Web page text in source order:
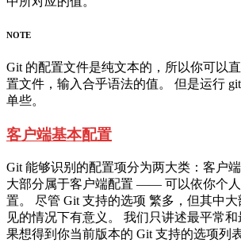
NOTE
Git 的配置文件是纯文本的，所以你可以
置文件，输入合乎语法的值。 但是运行
单些。
客户端基本配置
Git 能够识别的配置项分为两大类：客户
大部分属于客户端配置 —— 可以依你个
置。 尽管 Git 支持的选项 繁多，但其中
见的情况下有意义。 我们只讲述最平常
果想得到你当前版本的 Git 支持的选项列